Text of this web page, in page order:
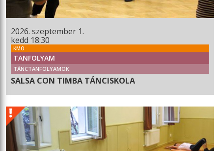
2026. szeptember 1.
kedd 18:30
KMO
TANFOLYAM
TÁNCTANFOLYAMOK
SALSA CON TIMBA TÁNCISKOLA